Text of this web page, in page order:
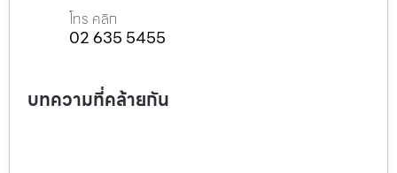
โทร คลิก
02 635 5455
บทความที่คล้ายกัน